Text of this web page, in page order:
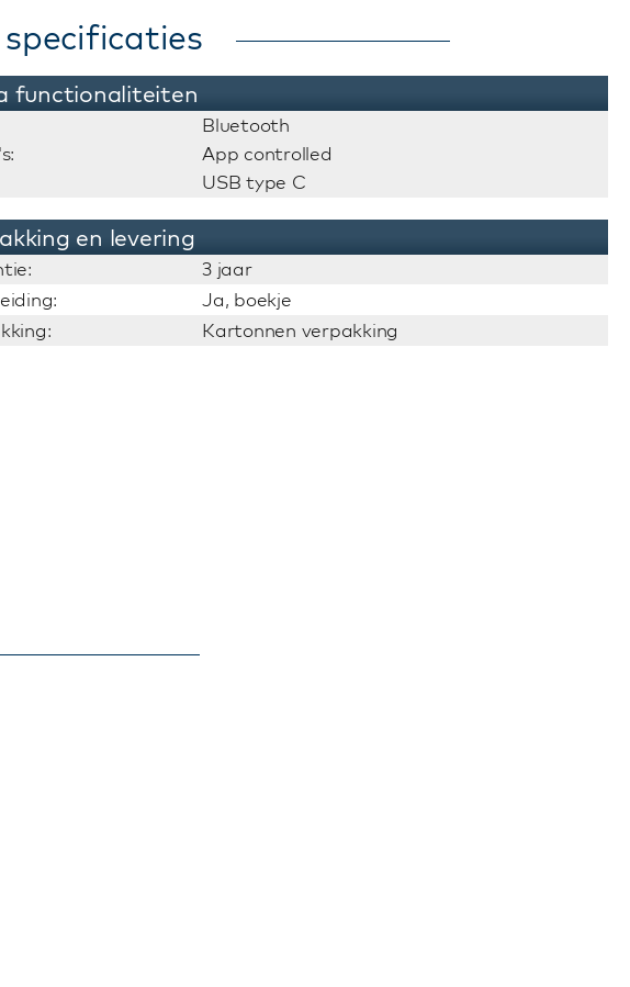
functionaliteiten
Bluetooth
App controlled
USB type C
en levering
3 jaar
Ja, boekje
Kartonnen verpakking